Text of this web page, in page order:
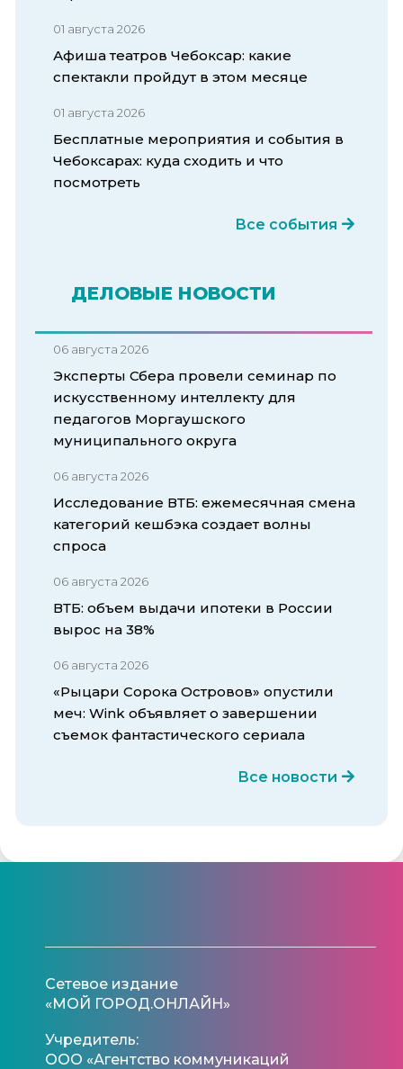
01 августа 2026
Афиша театров Чебоксар: какие
спектакли пройдут в этом месяце
01 августа 2026
Бесплатные мероприятия и события в
Чебоксарах: куда сходить и что
посмотреть
Все события
ДЕЛОВЫЕ НОВОСТИ
06 августа 2026
Эксперты Сбера провели семинар по
искусственному интеллекту для
педагогов Моргаушского
муниципального округа
06 августа 2026
Исследование ВТБ: ежемесячная смена
категорий кешбэка создает волны
спроса
06 августа 2026
ВТБ: объем выдачи ипотеки в России
вырос на 38%
06 августа 2026
«Рыцари Сорока Островов» опустили
меч: Wink объявляет о завершении
съемок фантастического сериала
Все новости
Сетевое издание
«МОЙ ГОРОД.ОНЛАЙН»
Учредитель:
ООО «Агентство коммуникаций